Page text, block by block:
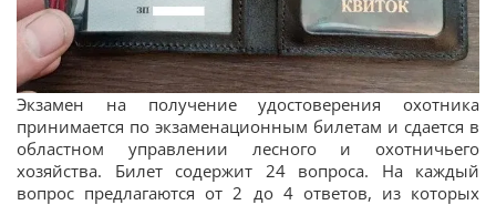
Экзамен на получение удостоверения охотника
принимается по экзаменационным билетам и сдается в
областном управлении лесного и охотничьего
хозяйства. Билет содержит 24 вопроса. На каждый
вопрос предлагаются от 2 до 4 ответов, из которых